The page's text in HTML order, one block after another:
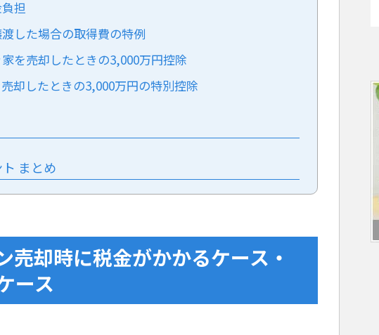
担
した場合の取得費の特例
を売却したときの3,000万円控除
却したときの3,000万円の特別控除
まとめ
売却時に税金がかかるケース・
ース